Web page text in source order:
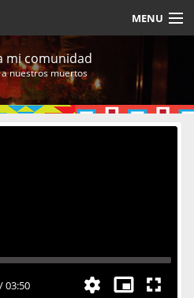
MENU
Sesión
mi comunidad
nuestros muertos
/03:50